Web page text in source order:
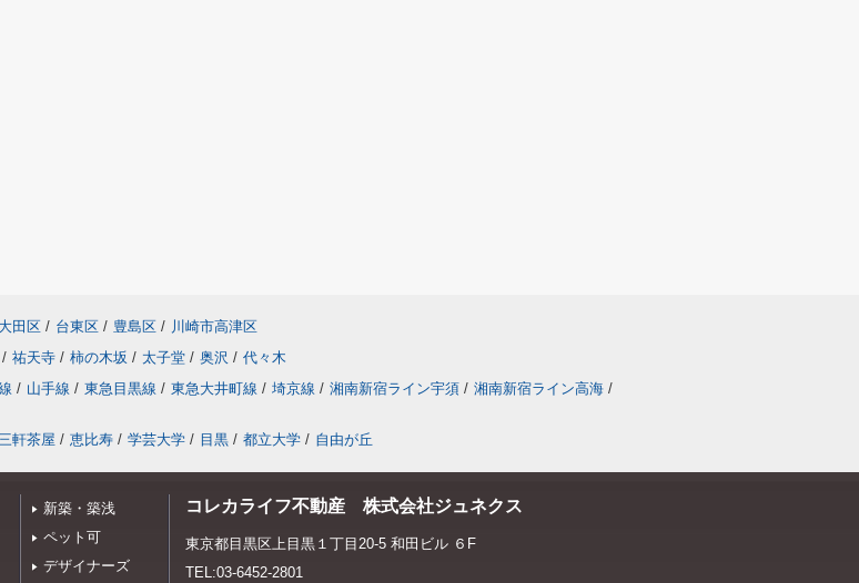
大田区 / 台東区 / 豊島区 / 川崎市高津区
/ 祐天寺 / 柿の木坂 / 太子堂 / 奥沢 / 代々木
/ 山手線 / 東急目黒線 / 東急大井町線 / 埼京線 / 湘南新宿ライン宇須 / 湘南新宿ライン高海 /
軒茶屋 / 恵比寿 / 学芸大学 / 目黒 / 都立大学 / 自由が丘
新築・築浅
ペット可
デザイナーズ
コレカライフ不動産 株式会社ジュネクス
東京都目黒区上目黒１丁目20-5 和田ビル ６F
TEL:03-6452-2801